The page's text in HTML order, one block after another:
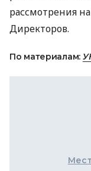
рассмотрения
Директоров.
По материалам: